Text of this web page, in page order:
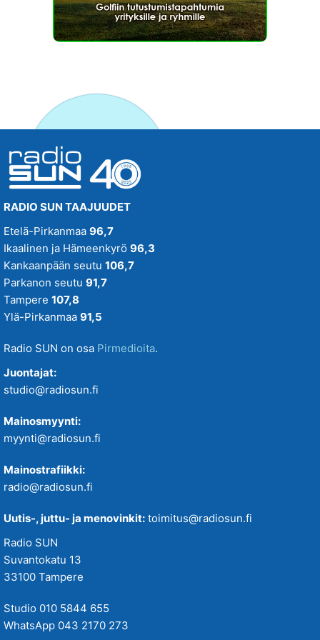
RADIO SUN TAAJUUDET
Etelä-Pirkanmaa 96,7
Ikaalinen ja Hämeenkyrö 96,3
Kankaanpään seutu 106,7
Parkanon seutu 91,7
Tampere 107,8
Ylä-Pirkanmaa 91,5
Radio SUN on osa Pirmedioita.
Juontajat:
studio@radiosun.fi
Mainosmyynti:
myynti@radiosun.fi
Mainostrafiikki:
radio@radiosun.fi
Uutis-, juttu- ja menovinkit: toimitus@radiosun.fi
Radio SUN
Suvantokatu 13
33100 Tampere
Studio 010 5844 655
WhatsApp 043 2170 273